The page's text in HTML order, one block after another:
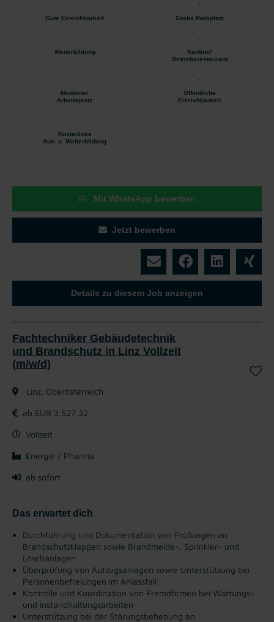
Gute Erreichbarkeit Gratis Parkplatz
Weiterbildung
Kantine/
Betriebsrestaurant
Moderner
Arbeitsplatz
Öffentliche
Erreichbarkeit
Kostenlose
Aus- u. Weiterbildung
Mit WhatsApp bewerben
Jetzt bewerben
Details zu diesem Job anzeigen
Fachtechniker Gebäudetechnik
und Brandschutz in Linz Vollzeit
(m/w/d)
Linz, Oberösterreich
ab EUR 3.527,32
Vollzeit
Energie / Pharma
ab sofort
Das erwartet dich
Durchführung und Dokumentation von Prüfungen an
Brandschutzklappen sowie Brandmelde-, Sprinkler- und
Löschanlagen
Überprüfung von Aufzugsanlagen sowie Unterstützung bei
Personenbefreiungen im Anlassfall
Kontrolle und Koordination von Fremdfirmen bei Wartungs-
und Instandhaltungsarbeiten
Unterstützung bei der Störungsbehebung an